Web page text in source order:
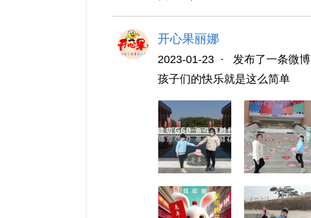
开心果丽娜
2023-01-23 ·
发布了一条微博
孩子们的快乐就是这么简单